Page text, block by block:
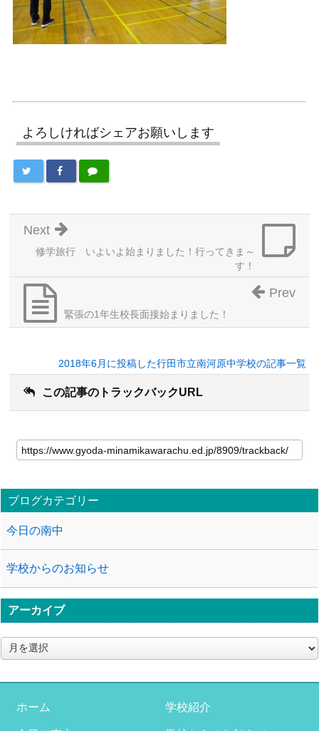
よろしければシェアお願いします
修学旅行 いよいよ始まりました！行ってきま～
す！
Next
緊張の1年生校長面接始まりました！
Prev
2018年6月に投稿した行田市立南河原中学校の記事一覧
この記事のトラックバックURL
ブログカテゴリー
今日の南中
学校からのお知らせ
アーカイブ
ア
ー
イ
ホーム 学校紹介